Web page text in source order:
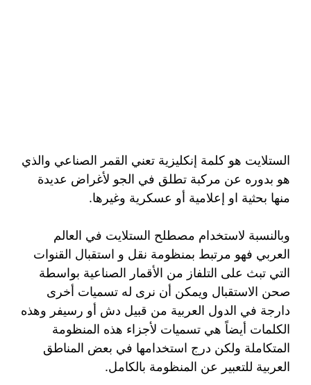
الستلايت هو كلمة إنكليزية تعني القمر الصناعي والذي
هو بدوره عن مركبة تطلق في الجو لأغراض عديدة
منها بحثية او إعلامية أو عسكرية وغيرها.
وبالنسبة لاستخدام مصطلح الستلايت في العالم
العربي فهو مرتبط بمنظومة نقل و استقبال القنوات
التي تبث على التلفاز من الأقمار الصناعية بواسطة
صحن الاستقبال ويمكن أن نرى له تسميات أخرى
دارجة في الدول العربية من قبيل دش أو رسيفر وهذه
الكلمات أيضاً هي تسميات لأجزاء هذه المنظومة
المتكاملة ولكن درج استخدامها في بعض المناطق
العربية للتعبير عن المنظومة بالكامل.